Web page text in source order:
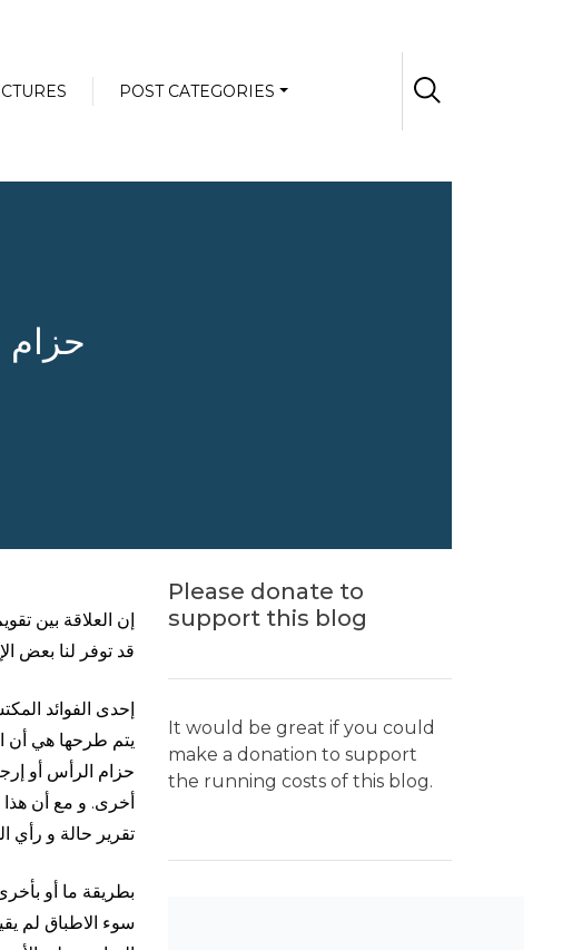
POST CATEGORIES
إن العلاقة بين
قد توفر لنا بعض
إحدى الفوائد
يتم طرحها هي أن
حزام الرأس أو
أخرى. و مع أن هذا
تقرير حالة و
بطريقة ما أو
سوء الاطباق لم
Please donate to
support this blog
It would be great if you could
make a donation to support
the running costs of this blog.